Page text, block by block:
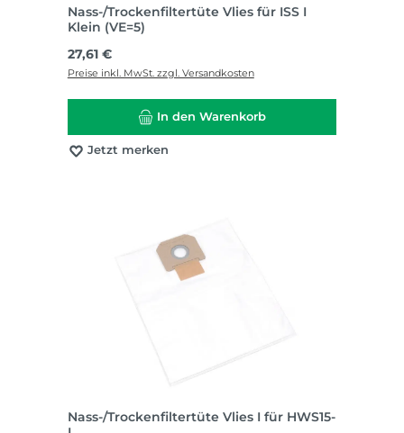
Nass-/Trockenfiltertüte Vlies für ISS I
Klein (VE=5)
Regulärer Preis:
27,61 €
Preise inkl. MwSt. zzgl. Versandkosten
In den Warenkorb
Jetzt merken
Nass-/Trockenfiltertüte Vlies I für HWS15-